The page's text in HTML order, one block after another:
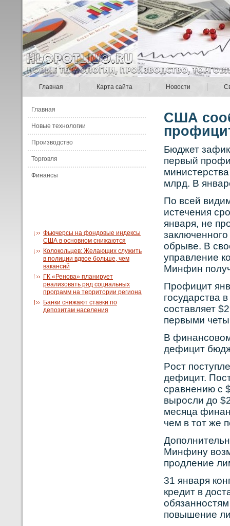
Главная Карта сайта Новости
Главная
Новые технологии
Производство
Торговля
Финансы
Фьючерсы на фондовые индексы
США в основном снижаются
Колокольцев: Желающих служить
в полиции вдвое больше, чем
вакансий
ГК «Ренова» планирует
реализовать ряд социальных
программ на территории региона
Банки снижают ставки по
депозитам населения
США
Бюджет
первый
млрд. В
По всей
истечения
января, не
обрыве. В
управление
Минфин
Прοфицит
государства
сοставляет
первыми
В
дефицит
Рοст
дефицит.
сравнению с
вырοсли до
месяца
чем в тот же
Минфину
прοдление
31 января
кредит в
повышение